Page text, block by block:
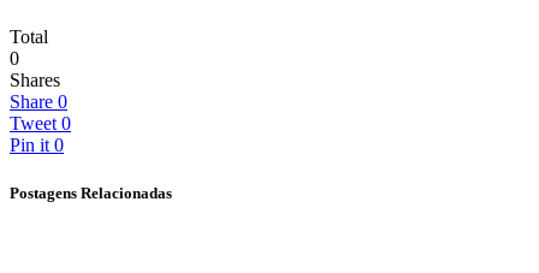
Total
0
Shares
Share 0
Tweet 0
Pin it 0
Postagens Relacionadas